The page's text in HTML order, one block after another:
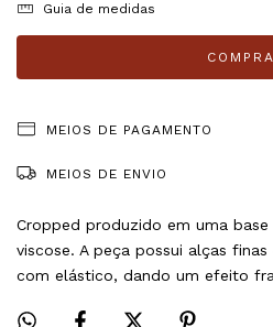
Guia de medidas
MEIOS DE PAGAMENTO
MEIOS DE ENVIO
Cropped produzido em uma
viscose. A peça possui alças
com elástico, dando um efeito